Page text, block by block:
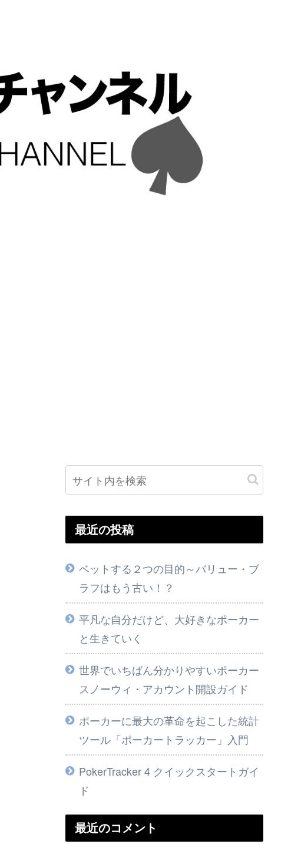
最近の投稿
ベットする２つの目的～バリュー・ブ
ラフはもう古い！？
平凡な自分だけど、大好きなポーカー
と生きていく
世界でいちばん分かりやすいポーカー
スノーウィ・アカウント開設ガイド
ポーカーに最大の革命を起こした統計
ツール「ポーカートラッカー」入門
PokerTracker 4 クイックスタートガイ
ド
最近のコメント